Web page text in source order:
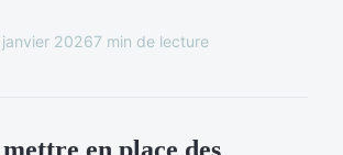
20267 min de lecture